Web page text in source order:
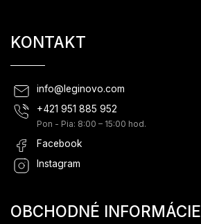
KONTAKT
info@ leginovo.com
+421 951 885 952
Pon - Pia: 8:00 – 15:00 hod.
Facebook
Instagram
OBCHODNÉ INFORMÁCIE